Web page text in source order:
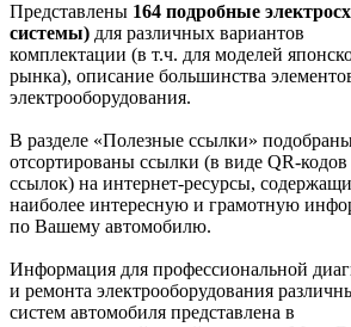
Представлены 164 подробные
системы) для различных вариантов
комплектации (в т.ч. для моделей
рынка), описание большинства
электрооборудования.
В разделе «Полезные ссылки»
отсортированы ссылки (в виде QR-
ссылок) на интернет-ресурсы,
наиболее интересную и грамотную
по Вашему автомобилю.
Информация для профессиональной
и ремонта электрооборудования
систем автомобиля представлена в